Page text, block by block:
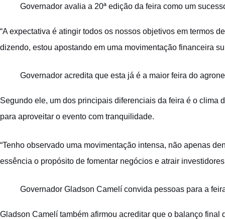
Governador avalia a 20ª edição da feira como um
“A expectativa é atingir todos os nossos objetivos em termos
dizendo, estou apostando em uma movimentação financeira
Governador acredita que esta já é a maior feira do
Segundo ele, um dos principais diferenciais da feira é o clima
para aproveitar o evento com tranquilidade.
“Tenho observado uma movimentação intensa, não apenas
essência o propósito de fomentar negócios e atrair
Governador Gladson Camelí convida pessoas para a
Gladson Camelí também afirmou acreditar que o balanço